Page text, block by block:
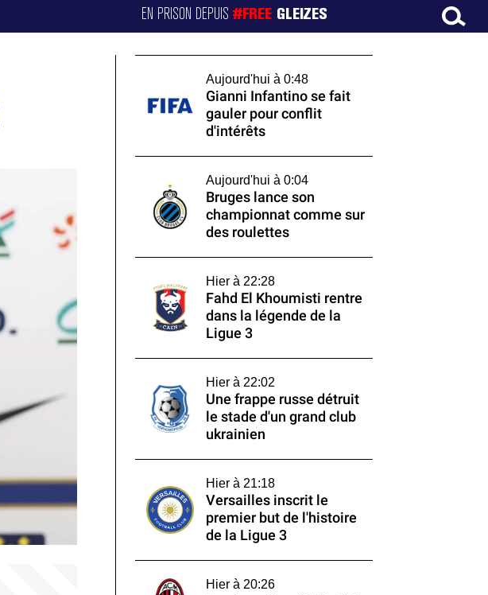
EN PRISON DEPUIS#FREE GLEIZES
Aujourd'hui à 0:48
Gianni Infantino se fait
gauler pour conflit
d'intérêts
Aujourd'hui à 0:04
Bruges lance son
championnat comme sur
des roulettes
Hier à 22:28
Fahd El Khoumisti rentre
dans la légende de la
Ligue 3
Hier à 22:02
Une frappe russe détruit
le stade d'un grand club
ukrainien
Hier à 21:18
Versailles inscrit le
premier but de l'histoire
de la Ligue 3
Hier à 20:26